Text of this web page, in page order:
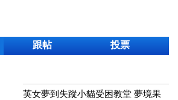
跟帖 投票
英女夢到失蹤小貓受困教堂 夢境果